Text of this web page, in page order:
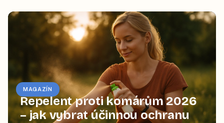
MAGAZÍN
Repelent proti komárům 2026
– jak vybrat účinnou ochranu